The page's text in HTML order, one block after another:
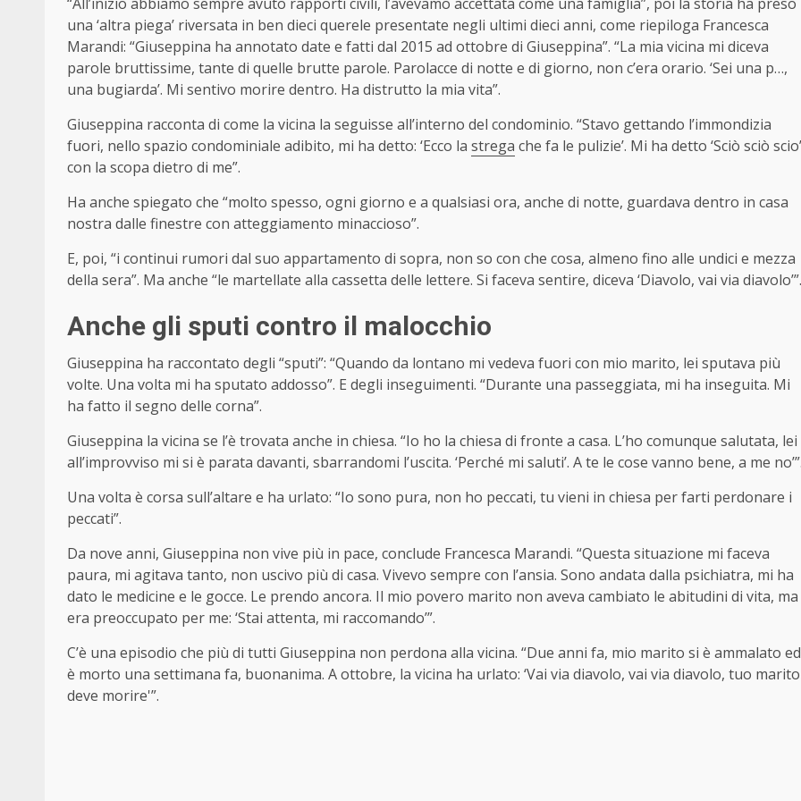
una ‘altra piega’ riversata in ben dieci querele presentate negli ultimi dieci anni, come riepiloga Francesca
Marandi: “Giuseppina ha annotato date e fatti dal 2015 ad ottobre di Giuseppina”. “La mia vicina mi diceva
parole bruttissime, tante di quelle brutte parole. Parolacce di notte e di giorno, non c’era orario. ‘Sei una p…,
una bugiarda’. Mi sentivo morire dentro. Ha distrutto la mia vita”.
Giuseppina racconta di come la vicina la seguisse all’interno del condominio. “Stavo gettando l’immondizia
fuori, nello spazio condominiale adibito, mi ha detto: ‘Ecco la strega che fa le pulizie’. Mi ha detto ‘Sciò sciò scio’
con la scopa dietro di me”.
Ha anche spiegato che “molto spesso, ogni giorno e a qualsiasi ora, anche di notte, guardava dentro in casa
nostra dalle finestre con atteggiamento minaccioso”.
E, poi, “i continui rumori dal suo appartamento di sopra, non so con che cosa, almeno fino alle undici e mezza
della sera”. Ma anche “le martellate alla cassetta delle lettere. Si faceva sentire, diceva ‘Diavolo, vai via diavolo’”.
Anche gli sputi contro il malocchio
Giuseppina ha raccontato degli “sputi”: “Quando da lontano mi vedeva fuori con mio marito, lei sputava più
volte. Una volta mi ha sputato addosso”. E degli inseguimenti. “Durante una passeggiata, mi ha inseguita. Mi
ha fatto il segno delle corna”.
Giuseppina la vicina se l’è trovata anche in chiesa. “Io ho la chiesa di fronte a casa. L’ho comunque salutata, lei
all’improvviso mi si è parata davanti, sbarrandomi l’uscita. ‘Perché mi saluti’. A te le cose vanno bene, a me
Una volta è corsa sull’altare e ha urlato: “Io sono pura, non ho peccati, tu vieni in chiesa per farti perdonare i
peccati”.
Da nove anni, Giuseppina non vive più in pace, conclude Francesca Marandi. “Questa situazione mi faceva
paura, mi agitava tanto, non uscivo più di casa. Vivevo sempre con l’ansia. Sono andata dalla psichiatra, mi ha
dato le medicine e le gocce. Le prendo ancora. Il mio povero marito non aveva cambiato le abitudini di vita, ma
era preoccupato per me: ‘Stai attenta, mi raccomando’”.
C’è una episodio che più di tutti Giuseppina non perdona alla vicina. “Due anni fa, mio marito si è ammalato ed
è morto una settimana fa, buonanima. A ottobre, la vicina ha urlato: ‘Vai via diavolo, vai via diavolo, tuo marito
deve morire'”.